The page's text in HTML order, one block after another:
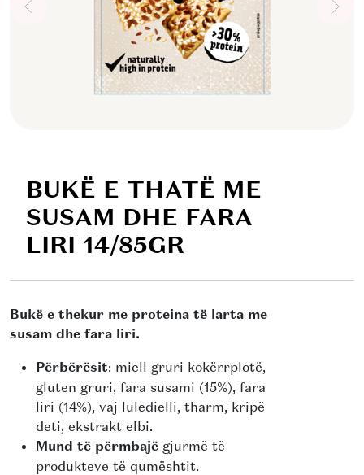
BUKË E THATË ME
SUSAM DHE FARA
LIRI 14/85GR
Bukë e thekur me proteina të larta me
susam dhe fara liri.
Përbërësit: miell gruri kokërrplotë,
gluten gruri, fara susami (15%), fara
liri (14%), vaj luledielli, tharm, kripë
deti, ekstrakt elbi.
Mund të përmbajë gjurmë të
produkteve të qumështit.